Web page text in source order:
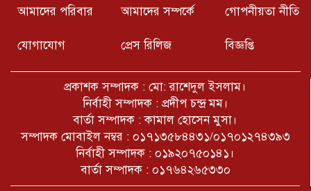
বর্তমানে সমাজে নারী পুরুষের পরকীয়া
অপরাধ ভয়ংকর আকার ধারণ করেছে
ইসলামের দৃষ্টিতে পবিত্র শুক্রবারের কেন
এতো গুরুত্ব দেওয়া হয়েছে বিস্তারিত বর্ননা
বাংলাদেশের অর্থনীতি সমুদ্রের তলানিতে
চলে গেছে। চার মাসে সরকারের ঋণের
বোঝা ৬৯ হাজার কোটি টাকা। এভাবে
চলতে থাকলে ভবিষ্যতে কোথায় গিয়ে
দাঁড়াবে??
আমাদের পরিবার আমাদের সম্পর্কে গোপনীয়তা নীতি
যোগাযোগ প্রেস রিলিজ বিজ্ঞপ্তি
প্রকাশক সম্পাদক : মো: রাশেদুল ইসলাম।
নির্বাহী সম্পাদক : প্রদীপ চন্দ্র মম।
বার্তা সম্পাদক : কামাল হোসেন মুসা।
সম্পাদক মোবাইল নম্বর : ০১৭১৩৫৮৪৪৩১/০১৭০১২৭৪৩৯৩
নির্বাহী সম্পাদক : ০১৯২০৭৫০১৪১।
বার্তা সম্পাদক : ০১৭৬৪২৬৫৩৩০